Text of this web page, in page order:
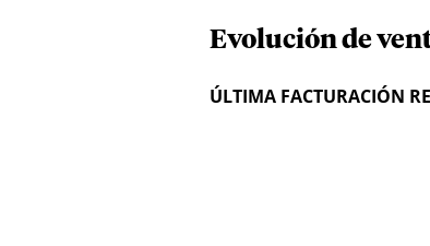
Evolución de
ÚLTIMA FACTURACIÓN